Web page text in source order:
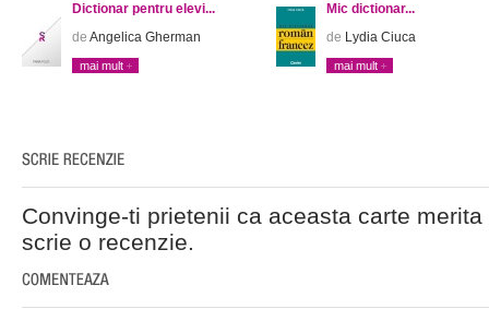
Dictionar pentru elevi...
de Angelica Gherman
mai mult
Mic dictionar...
de Lydia Ciuca
mai mult
Convinge-ti prietenii ca aceasta carte
scrie o recenzie.